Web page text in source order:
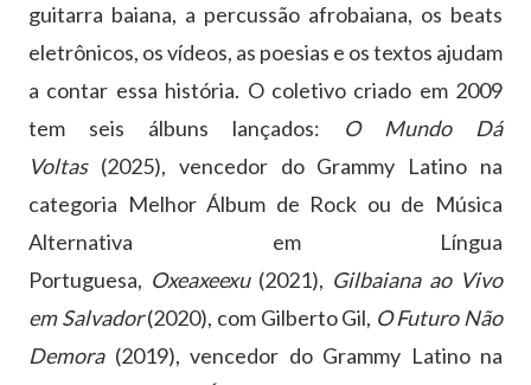
guitarra baiana, a percussão afrobaiana, os beats
eletrônicos, os vídeos, as poesias e os textos ajudam
a contar essa história. O coletivo criado em 2009
tem seis álbuns lançados:
O Mundo Dá
Voltas (2025), vencedor do Grammy Latino na
categoria Melhor Álbum de Rock ou de Música
Alternativa em Língua
Portuguesa, Oxeaxeexu (2021), Gilbaiana ao Vivo
em Salvador(2020), com Gilberto Gil, O Futuro Não
Demora (2019), vencedor do Grammy Latino na